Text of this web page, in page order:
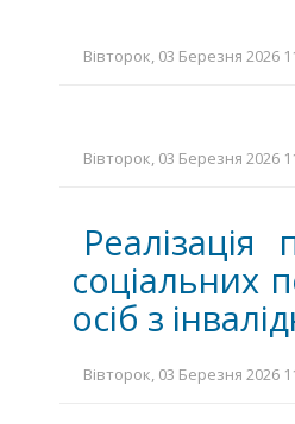
Вівторок, 03 Березня 2026
Вівторок, 03 Березня 2026
Реалізація
соціальних
осіб з
Вівторок, 03 Березня 2026